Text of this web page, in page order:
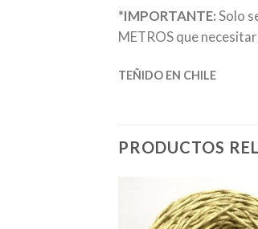
*IMPORTANTE:Solo
METROS que
TEÑIDO EN CHILE
PRODUCTOS